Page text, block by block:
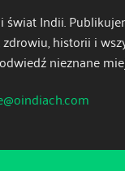
świat Indii.
historii i
nieznane